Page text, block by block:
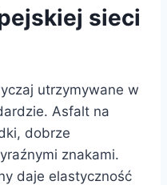
sieci
utrzymywane w
Asfalt na
dobrze
znakami.
daje elastyczność